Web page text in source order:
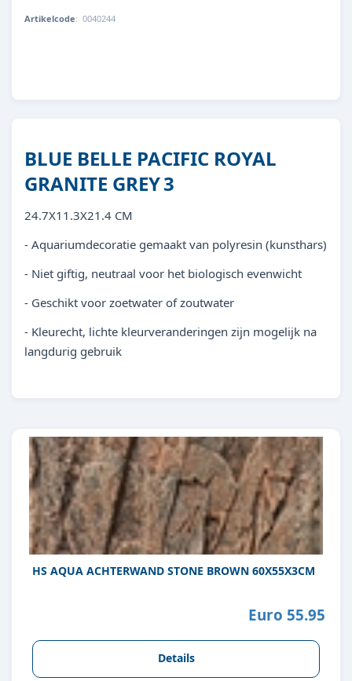
Artikelcode: 0040244
BLUE BELLE PACIFIC ROYAL
GRANITE GREY3
24.7X11.3X21.4 CM
- Aquariumdecoratie gemaakt van polyresin (kunsthars)
- Niet giftig, neutraal voor het biologisch evenwicht
- Geschikt voor zoetwater of zoutwater
- Kleurecht, lichte kleurveranderingen zijn mogelijk na
langdurig gebruik
HS AQUA ACHTERWAND STONE BROWN 60X55X3CM
Euro 55.95
Details